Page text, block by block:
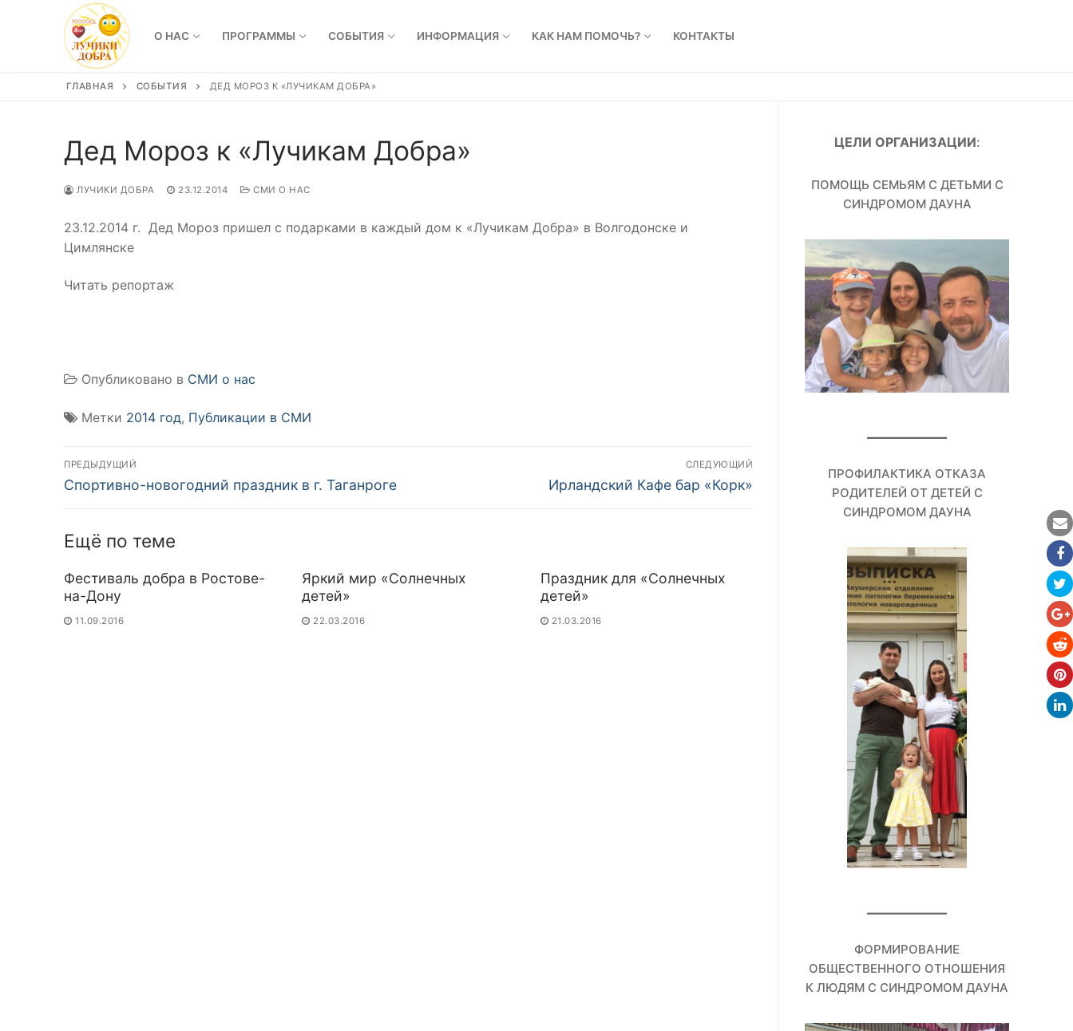
содержимому
О НАС ПРОГРАММЫ СОБЫТИЯ ИНФОРМАЦИЯ КАК НАМ ПОМОЧЬ? КОНТАКТЫ
ГЛАВНАЯ СОБЫТИЯ ДЕД МОРОЗ К «ЛУЧИКАМ ДОБРА»
Дед Мороз к «Лучикам Добра»
ЛУЧИКИ ДОБРА 23.12.2014 СМИ О НАС
23.12.2014 г. Дед Мороз пришел с подарками в каждый дом к «Лучикам Добра» в Волгодонске и
Цимлянске
Читать репортаж
Опубликовано в СМИ о нас
Метки 2014 год, Публикации в СМИ
Навигация
по
ПРЕДЫДУЩИЙ
Предыдущая
Спортивно-новогодний праздник в г. Таганроге
СЛЕДУЮЩИЙ
Следующая
Ирландский Кафе бар «Корк»
Ещё по теме
Фестиваль добра в Ростове-
на-Дону
11.09.2016
Яркий мир «Солнечных
детей»
22.03.2016
Праздник для «Солнечных
детей»
21.03.2016
ЦЕЛИ ОРГАНИЗАЦИИ:
ПОМОЩЬ СЕМЬЯМ С ДЕТЬМИ С
СИНДРОМОМ ДАУНА
ПРОФИЛАКТИКА ОТКАЗА
РОДИТЕЛЕЙ ОТ ДЕТЕЙ С
СИНДРОМОМ ДАУНА
ФОРМИРОВАНИЕ
ОБЩЕСТВЕННОГО ОТНОШЕНИЯ
К ЛЮДЯМ С СИНДРОМОМ ДАУНА